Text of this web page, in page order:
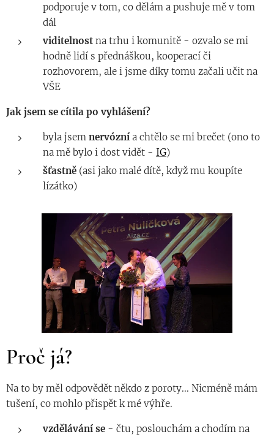
podporuje v tom, co dělám a pushuje mě v tom
dál
viditelnost na trhu i komunitě - ozvalo se mi
hodně lidí s přednáškou, kooperací či
rozhovorem, ale i jsme díky tomu začali učit na
VŠE
Jak jsem se cítila po vyhlášení?
byla jsem nervózní a chtělo se mi brečet (ono to
na mě bylo i dost vidět - IG)
šťastně (asi jako malé dítě, když mu koupíte
lízátko)
Proč já?
Na to by měl odpovědět někdo z poroty... Nicméně mám
tušení, co mohlo přispět k mé výhře.
vzdělávání se - čtu, poslouchám a chodím na